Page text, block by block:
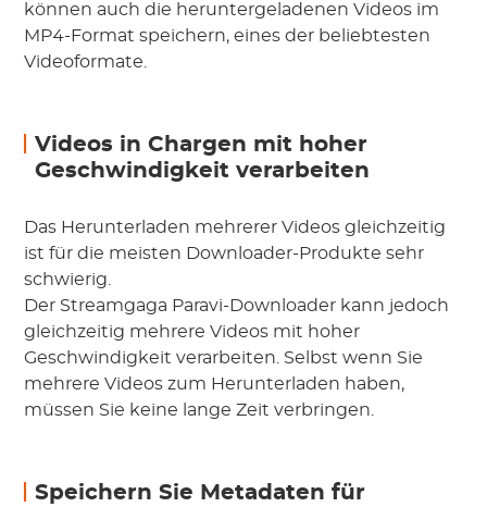
können auch die heruntergeladenen Videos im
MP4-Format speichern, eines der beliebtesten
Videoformate.
Videos in Chargen mit hoher
Geschwindigkeit verarbeiten
Das Herunterladen mehrerer Videos gleichzeitig
ist für die meisten Downloader-Produkte sehr
schwierig.
Der Streamgaga Paravi-Downloader kann jedoch
gleichzeitig mehrere Videos mit hoher
Geschwindigkeit verarbeiten. Selbst wenn Sie
mehrere Videos zum Herunterladen haben,
müssen Sie keine lange Zeit verbringen.
Speichern Sie Metadaten für